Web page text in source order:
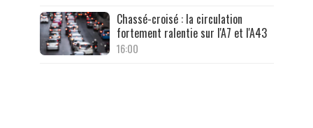
Chassé-croisé : la circulation
fortement ralentie sur l'A7 et l'A43
16:00